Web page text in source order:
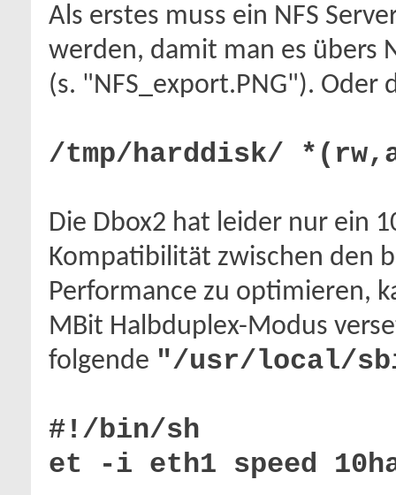
Als erstes muss ein NFS
werden, damit man es übers
(s. "NFS_export.PNG"). Oder
/tmp/harddisk/
Die Dbox2 hat leider nur ein
Kompatibilität zwischen den
Performance zu optimieren,
MBit Halbduplex-Modus
folgende "/usr/local/
#!/bin/sh
et -i eth1 speed